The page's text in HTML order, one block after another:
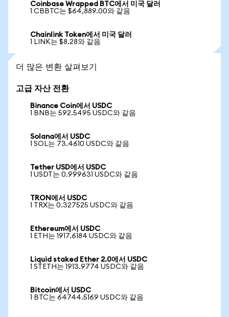
Coinbase Wrapped BTC에서 미국 달러
1 CBBTC는 $64,889.00와 같음
Chainlink Token에서 미국 달러
1 LINK는 $8.28와 같음
더 많은 변환 살펴보기
고급 자산 전환
Binance Coin에서 USDC
1 BNB는 592.5495 USDC와 같음
Solana에서 USDC
1 SOL는 73.4610 USDC와 같음
Tether USD에서 USDC
1 USDT는 0.999631 USDC와 같음
TRON에서 USDC
1 TRX는 0.327525 USDC와 같음
Ethereum에서 USDC
1 ETH는 1917.6184 USDC와 같음
Liquid staked Ether 2.0에서 USDC
1 STETH는 1913.9774 USDC와 같음
Bitcoin에서 USDC
1 BTC는 64744.5169 USDC와 같음